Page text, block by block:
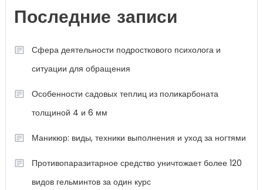
Последние записи
Сфера деятельности подросткового психолога и
ситуации для обращения
Особенности садовых теплиц из поликарбоната
толщиной 4 и 6 мм
Маникюр: виды, техники выполнения и уход за ногтями
Противопаразитарное средство уничтожает более 120
видов гельминтов за один курс